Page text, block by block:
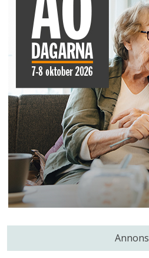
Annons